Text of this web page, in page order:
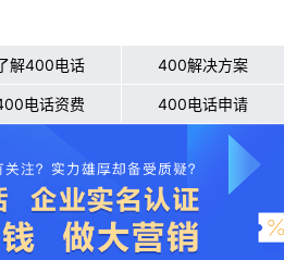
解400电话 400解决方案
电话资费 400电话申请